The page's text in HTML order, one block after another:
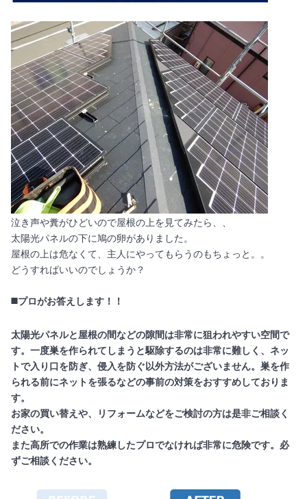
泣き声や糞がひどいので屋根の上を見てみたら、、
太陽光パネルの下に鳩の卵がありました。
屋根の上は危なくて、主人にやってもらうのもちょっと。。
どうすればいいのでしょうか？
◼️プロがお答えします！！
太陽光パネルと屋根の間などの隙間は非常に狙われやすい空間で
す。一度巣を作られてしまうと駆除するのは非常に難しく、ネッ
トで入り口を防ぎ、侵入を防ぐ以外方法がございません。巣を作
られる前にネットを張るなどの事前の対策をおすすめしておりま
す。
お家の買い替えや、リフォームなどをご検討の方は是非ご相談く
ださい。
また高所での作業は熟練したプロでなければ非常に危険です。必
ずご相談ください。